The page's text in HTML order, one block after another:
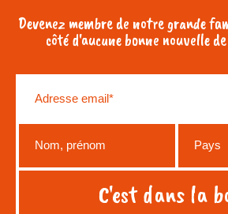
Devenez membre de notre grande
côté d'aucune bonne nouvelle de